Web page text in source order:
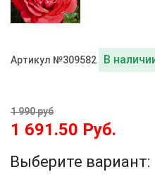
Артикул №309582 В
1 990 руб
1 691.50 Руб.
Выберите вариант: